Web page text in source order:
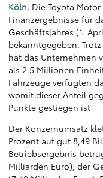
Köln. Die Toyota
Finanzergebnisse für
Geschäftsjahres (1.
bekanntgegeben.
hat das Unternehmen
als 2,5 Millionen
Fahrzeuge verfügten
womit dieser Anteil
Punkte gestiegen ist
Der Konzernumsatz
Prozent auf gut 8,49
Betriebsergebnis
Milliarden Euro), der